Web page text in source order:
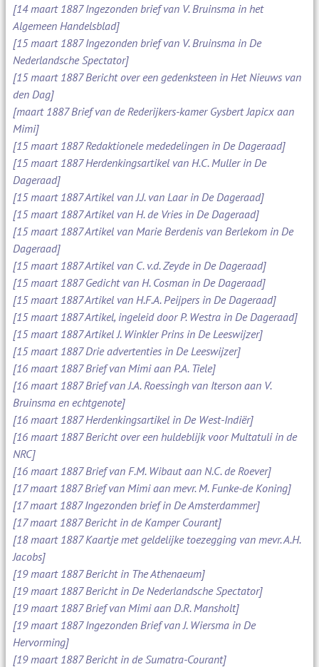
[14 maart 1887 Ingezonden brief van V. Bruinsma in het
Algemeen Handelsblad]
[15 maart 1887 Ingezonden brief van V. Bruinsma in De
Nederlandsche Spectator]
[15 maart 1887 Bericht over een gedenksteen in Het Nieuws van
den Dag]
[maart 1887 Brief van de Rederijkers-kamer Gysbert Japicx aan
Mimi]
[15 maart 1887 Redaktionele mededelingen in De Dageraad]
[15 maart 1887 Herdenkingsartikel van H.C. Muller in De
Dageraad]
[15 maart 1887 Artikel van J.J. van Laar in De Dageraad]
[15 maart 1887 Artikel van H. de Vries in De Dageraad]
[15 maart 1887 Artikel van Marie Berdenis van Berlekom in De
Dageraad]
[15 maart 1887 Artikel van C. v.d. Zeyde in De Dageraad]
[15 maart 1887 Gedicht van H. Cosman in De Dageraad]
[15 maart 1887 Artikel van H.F.A. Peijpers in De Dageraad]
[15 maart 1887 Artikel, ingeleid door P. Westra in De Dageraad]
[15 maart 1887 Artikel J. Winkler Prins in De Leeswijzer]
[15 maart 1887 Drie advertenties in De Leeswijzer]
[16 maart 1887 Brief van Mimi aan P.A. Tiele]
[16 maart 1887 Brief van J.A. Roessingh van Iterson aan V.
Bruinsma en echtgenote]
[16 maart 1887 Herdenkingsartikel in De West-Indiër]
[16 maart 1887 Bericht over een huldeblijk voor Multatuli in de
NRC]
[16 maart 1887 Brief van F.M. Wibaut aan N.C. de Roever]
[17 maart 1887 Brief van Mimi aan mevr. M. Funke-de Koning]
[17 maart 1887 Ingezonden brief in De Amsterdammer]
[17 maart 1887 Bericht in de Kamper Courant]
[18 maart 1887 Kaartje met geldelijke toezegging van mevr. A.H.
Jacobs]
[19 maart 1887 Bericht in The Athenaeum]
[19 maart 1887 Bericht in De Nederlandsche Spectator]
[19 maart 1887 Brief van Mimi aan D.R. Mansholt]
[19 maart 1887 Ingezonden Brief van J. Wiersma in De
Hervorming]
[19 maart 1887 Bericht in de Sumatra-Courant]